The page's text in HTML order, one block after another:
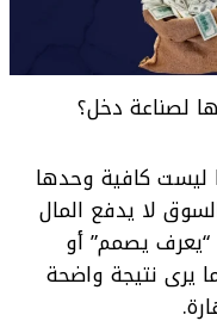
لصناعة دخل؟
ليست كافية وحدها
لا يدفع المال
يصمم” أو
يرى نتيجة واضحة